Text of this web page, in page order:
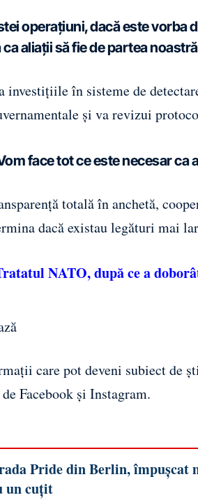
operaţiuni, dacă este vorba
aliaţii să fie de partea
investiţiile în sisteme de
şi va revizui
face tot ce este necesar ca
totală în anchetă,
dacă existau legături mai
NATO, după ce a
care pot deveni subiect de
Facebook și Instagram.
Pride din Berlin, împușcat
un cuțit